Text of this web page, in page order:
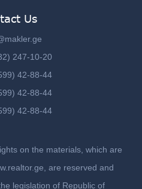
Us
247-10-20
42-88-44
42-88-44
42-88-44
on the materials, which are
are reserved and
legislation of Republic of